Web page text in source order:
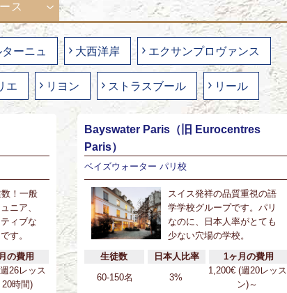
ス
ーニュ 大西洋岸 エクサンプロヴァンス
エ リヨン ストラスブール リール
！一般
ニア、
ィブな
す。
の費用
26レッス
20時間)
Bayswater Paris（旧 Eurocentres
Paris）
ベイズウォーター パリ校
スイス発祥の品質重視の語
学学校グループです。パリ
なのに、日本人率がとても
少ない穴場の学校。
生徒数
日本人比率
1ヶ月の費用
60-150名
3%
1,200€ (週20レッス
ン)～